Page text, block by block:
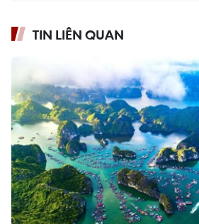
TIN LIÊN QUAN